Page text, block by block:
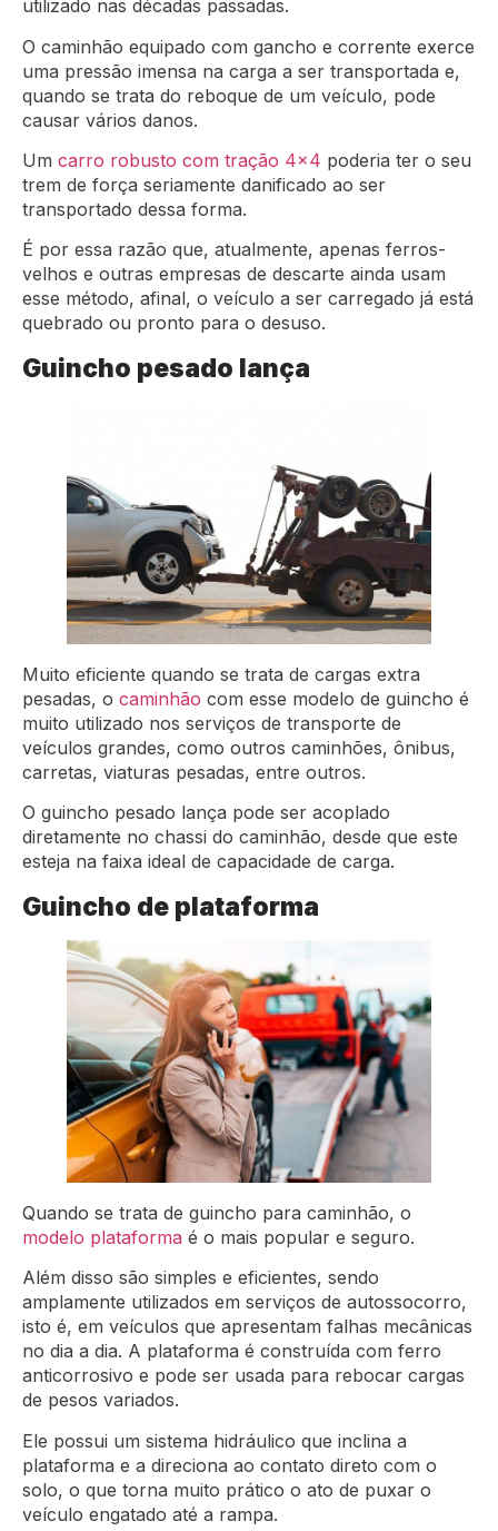
utilizado nas décadas passadas.
O caminhão equipado com gancho e corrente exerce
uma pressão imensa na carga a ser transportada e,
quando se trata do reboque de um veículo, pode
causar vários danos.
Um carro robusto com tração 4×4 poderia ter o seu
trem de força seriamente danificado ao ser
transportado dessa forma.
É por essa razão que, atualmente, apenas ferros-
velhos e outras empresas de descarte ainda usam
esse método, afinal, o veículo a ser carregado já está
quebrado ou pronto para o desuso.
Guincho pesado lança
Muito eficiente quando se trata de cargas extra
pesadas, o caminhão com esse modelo de guincho é
muito utilizado nos serviços de transporte de
veículos grandes, como outros caminhões, ônibus,
carretas, viaturas pesadas, entre outros.
O guincho pesado lança pode ser acoplado
diretamente no chassi do caminhão, desde que este
esteja na faixa ideal de capacidade de carga.
Guincho de plataforma
Quando se trata de guincho para caminhão, o
modelo plataforma é o mais popular e seguro.
Além disso são simples e eficientes, sendo
amplamente utilizados em serviços de autossocorro,
isto é, em veículos que apresentam falhas mecânicas
no dia a dia. A plataforma é construída com ferro
anticorrosivo e pode ser usada para rebocar cargas
de pesos variados.
Ele possui um sistema hidráulico que inclina a
plataforma e a direciona ao contato direto com o
solo, o que torna muito prático o ato de puxar o
veículo engatado até a rampa.